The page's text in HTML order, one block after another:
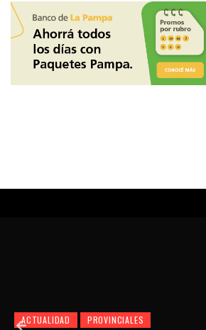
ACTUALIDAD PROVINCIALES